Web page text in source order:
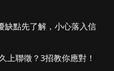
缺點先了解，小心落入信
上聯徵？3招教你應對！